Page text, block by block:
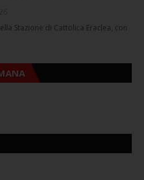
Stazione di Cattolica Eraclea, con